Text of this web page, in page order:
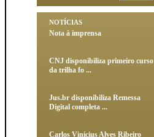
NOTÍCIAS
Nota à imprensa
CNJ disponibiliza primeiro curso
da trilha fo ...
Jus.br disponibiliza Remessa
Digital completa ...
Carlos Vinícius Alves Ribeiro